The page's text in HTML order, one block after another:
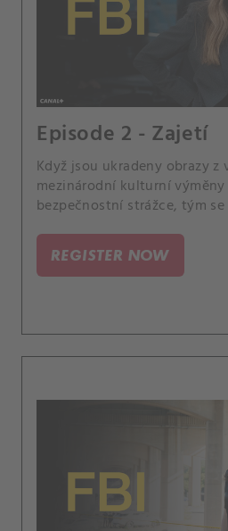
Episode 2 - Zajetí
Když jsou ukradeny obrazy z
mezinárodní kulturní
bezpečnostní strážce, tým
mezitím požádá přítele o
podezřelých.
REGISTER NOW